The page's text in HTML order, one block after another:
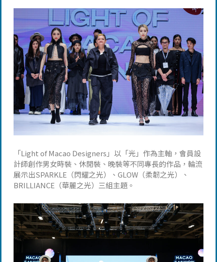
「Light of Macao Designers」以「光」作為主軸，會員設
計師創作男女時裝、休閒裝、晚裝等不同專長的作品，輪流
展示出SPARKLE（閃耀之光）、GLOW（柔韌之光）、
BRILLIANCE（華麗之光）三組主題。